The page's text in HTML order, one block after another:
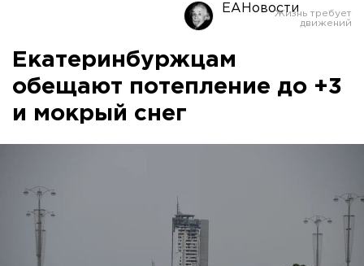
Оренбург
ЕАНовости
Екатеринбуржцам
обещают потепление до +3
и мокрый снег